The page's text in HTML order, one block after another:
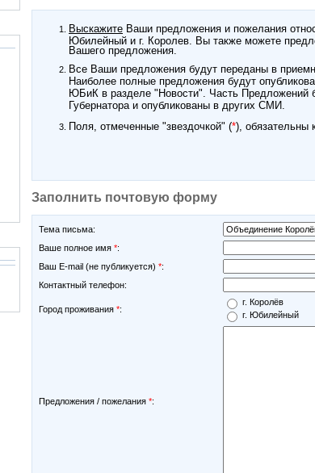
Выскажите Ваши предложения и пожелания
Юбилейный и г. Королев. Вы также можете
Вашего предложения.
Все Ваши предложения будут переданы в
Наиболее полные предложения будут
ЮБиК в разделе "Новости". Часть Предложений
Губернатора и опубликованы в других СМИ.
Поля, отмеченные "звездочкой" (*), обязательны
Заполнить почтовую форму
Тема письма:
Ваше полное имя *:
Ваш E-mail (не публикуется) *:
Контактный телефон:
Город проживания *:
г. Королёв
г. Юбилейный
Предложения / пожелания *: